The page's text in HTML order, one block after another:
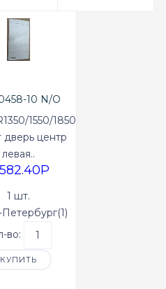
10 N/O
1550/1850
дверь центр
левая..
1 шт.
во:
КУПИТЬ